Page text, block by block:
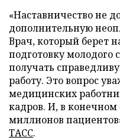
«Наставничество не
дополнительную
Врач, который берет
подготовку молодого
получать
работу. Это вопрос
медицинских
кадров. И, в конечном
миллионов
ТАСС.